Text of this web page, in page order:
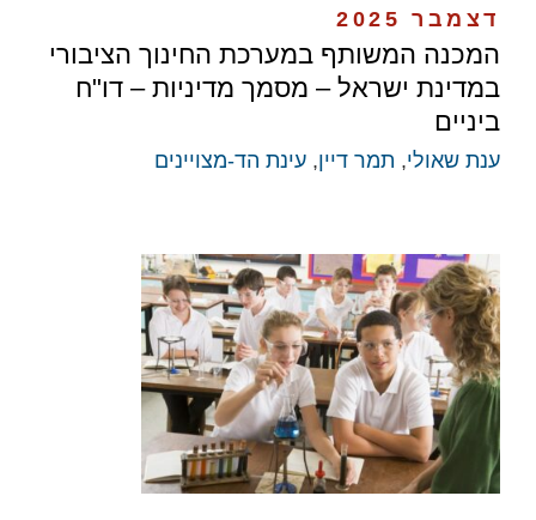
דצמבר 2025
המכנה המשותף במערכת החינוך הציבורי
במדינת ישראל – מסמך מדיניות – דו"ח
ביניים
ענת שאולי, תמר דיין, עינת הד-מצויינים